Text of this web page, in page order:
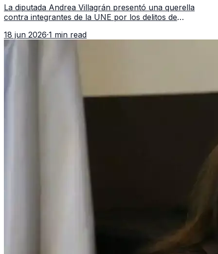
La diputada Andrea Villagrán presentó una querella
contra integrantes de la UNE por los delitos de
18 jun 2026·1 min read